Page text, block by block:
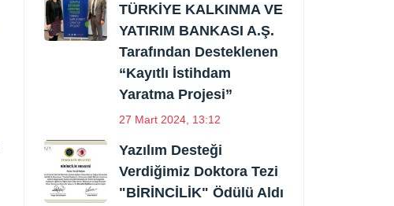
TÜRKİYE KALKINMA VE
YATIRIM BANKASI A.Ş.
Tarafından Desteklenen
“Kayıtlı İstihdam
Yaratma Projesi”
27 Mart 2024, 13:12
Yazılım Desteği
Verdiğimiz Doktora Tezi
"BİRİNCİLİK" Ödülü Aldı